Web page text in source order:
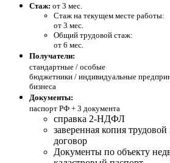
Стаж: от 3 мес.
Стаж на текущем месте работы:
от 3 мес.
Общий трудовой стаж:
от 6 мес.
Получатели:
стандартные / особые
бюджетники / индивидуальные
бизнеса
Документы:
паспорт РФ + 3 документа
справка 2-НДФЛ
заверенная копия
договор
Документы по объекту